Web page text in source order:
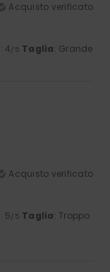
Acquisto verificato
: 4/5 Taglia: Grande
Acquisto verificato
: 5/5 Taglia: Troppo